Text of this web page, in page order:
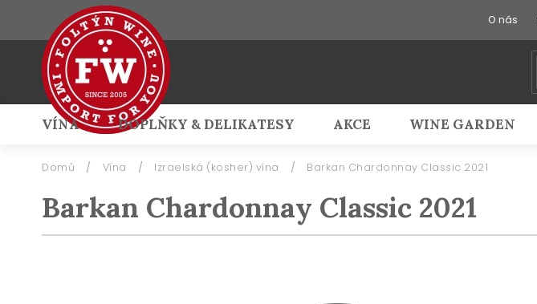
O nás
VÍNA DOPLŇKY & DELIKATESY AKCE WINE GARDEN
Přihlášení
Domů / Vína / Izraelská (kosher) vína / Barkan Chardonnay Classic 2021
Barkan Chardonnay Classic 2021